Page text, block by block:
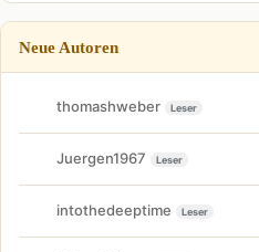
Neue Autoren
thomashweber Leser
Juergen1967 Leser
intothedeeptime Leser